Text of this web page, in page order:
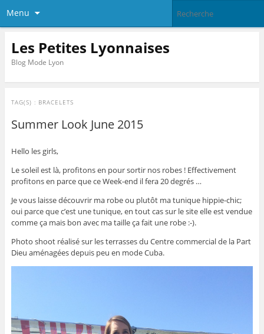
Menu
Les Petites Lyonnaises
Blog Mode Lyon
TAG(S) : BRACELETS
Summer Look June 2015
Hello les girls,
Le soleil est là, profitons en pour sortir nos robes ! Effectivement
profitons en parce que ce Week-end il fera 20 degrés …
Je vous laisse découvrir ma robe ou plutôt ma tunique hippie-chic;
oui parce que c’est une tunique, en tout cas sur le site elle est vendue
comme ça mais bon avec ma taille ça fait une robe :-).
Photo shoot réalisé sur les terrasses du Centre commercial de la Part
Dieu aménagées depuis peu en mode Cuba.